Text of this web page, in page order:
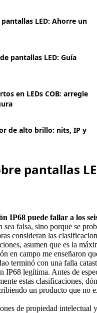
LED: Ahorre un
pantallas LED: Guía
en LEDs COB: arregle
de alto brillo: nits, IP y
pantallas
IP68 puede fallar a los
sea falsa, sino porque se
consideran las
asumen que es la
en campo me enseñaron
terminó con una falla
IP68 legítima. Antes de
estas clasificaciones,
un producto que no
de propiedad intelectual